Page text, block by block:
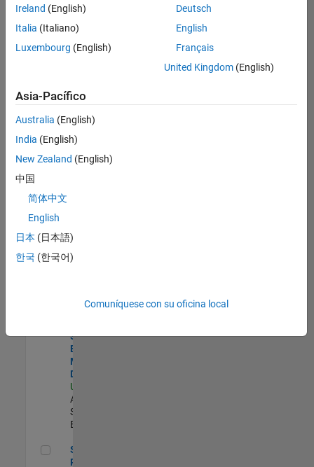
empleos.
Busque
por
ubicación
todos
empleos
en su
zona.
Product Strategy Lead - Cloud & Ecosystem for Simulink
Ecosystem for
US-MA-Natick
Experimentado
Solutions
Engineer -
Model Based
Design
US-MA-Natick
Advanced
Support |
Experimentado
Senior Program Manager
Senior
Program
Ireland (English)
Italia (Italiano)
Luxembourg (English)
Deutsch
English
Français
United Kingdom(English)
Asia-Pacífico
Australia (English)
India (English)
New Zealand (English)
中国
简体中文
English
日本 (日本語)
한국 (한국어)
Comuníquese con su oficina local